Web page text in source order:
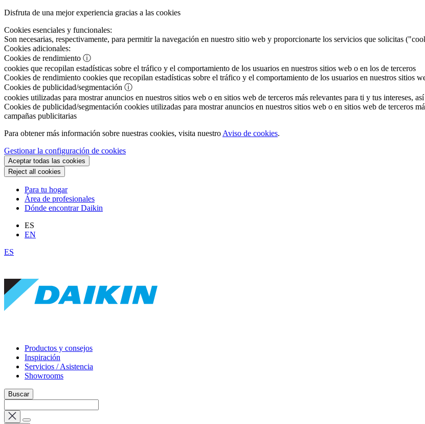
Disfruta de una mejor experiencia gracias a las cookies
Cookies esenciales y funcionales:
Son necesarias, respectivamente, para permitir la navegación en nuestro sitio web y proporcionarte los servicios que solicitas
Cookies adicionales:
Cookies de rendimiento ⓘ
cookies que recopilan estadísticas sobre el tráfico y el comportamiento de los usuarios en nuestros sitios web o en los de terceros
Cookies de rendimiento cookies que recopilan estadísticas sobre el tráfico y el comportamiento de los usuarios en nuestros sitios
Cookies de publicidad/segmentación ⓘ
cookies utilizadas para mostrar anuncios en nuestros sitios web o en sitios web de terceros más relevantes para ti y tus intereses,
Cookies de publicidad/segmentación cookies utilizadas para mostrar anuncios en nuestros sitios web o en sitios web de terceros
campañas publicitarias
Para obtener más información sobre nuestras cookies, visita nuestro Aviso de cookies.
Gestionar la configuración de cookies
Aceptar todas las cookies
Reject all cookies
Para tu hogar
Área de profesionales
Dónde encontrar Daikin
ES
EN
ES
Productos y consejos
Inspiración
Servicios / Asistencia
Showrooms
Buscar